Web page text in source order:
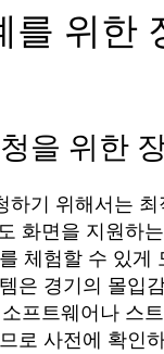
위한
을 위한
기 위해서는
화면을 지원하
체험할 수 있게
은 경기의 몰입
프트웨어나 스
로 사전에 확인